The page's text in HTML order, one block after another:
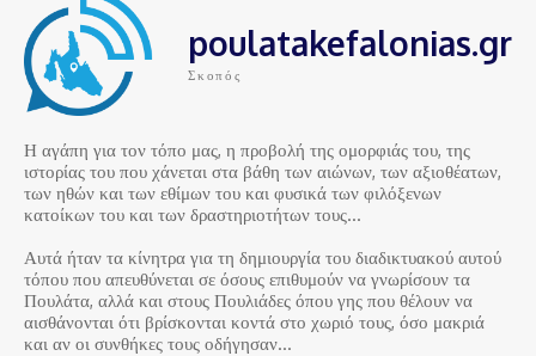
poulatakefalonias.gr
Σκοπός
Η αγάπη για τον τόπο μας, η προβολή της ομορφιάς του, της
ιστορίας του που χάνεται στα βάθη των αιώνων, των αξιοθέατων,
των ηθών και των εθίμων του και φυσικά των φιλόξενων
κατοίκων του και των δραστηριοτήτων τους…
Αυτά ήταν τα κίνητρα για τη δημιουργία του διαδικτυακού αυτού
τόπου που απευθύνεται σε όσους επιθυμούν να γνωρίσουν τα
Πουλάτα, αλλά και στους Πουλιάδες όπου γης που θέλουν να
αισθάνονται ότι βρίσκονται κοντά στο χωριό τους, όσο μακριά
και αν οι συνθήκες τους οδήγησαν…